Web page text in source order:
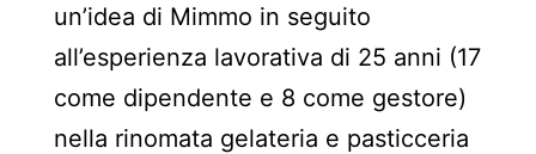
un’idea di Mimmo in seguito
all’esperienza lavorativa di 25 anni (17
come dipendente e 8 come gestore)
nella rinomata gelateria e pasticceria